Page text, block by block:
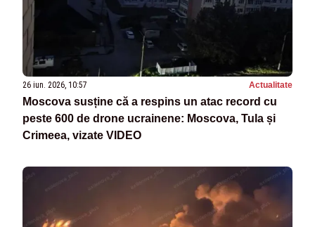
26 iun. 2026, 10:57 Actualitate
Moscova susține că a respins un atac record cu
peste 600 de drone ucrainene: Moscova, Tula și
Crimeea, vizate VIDEO